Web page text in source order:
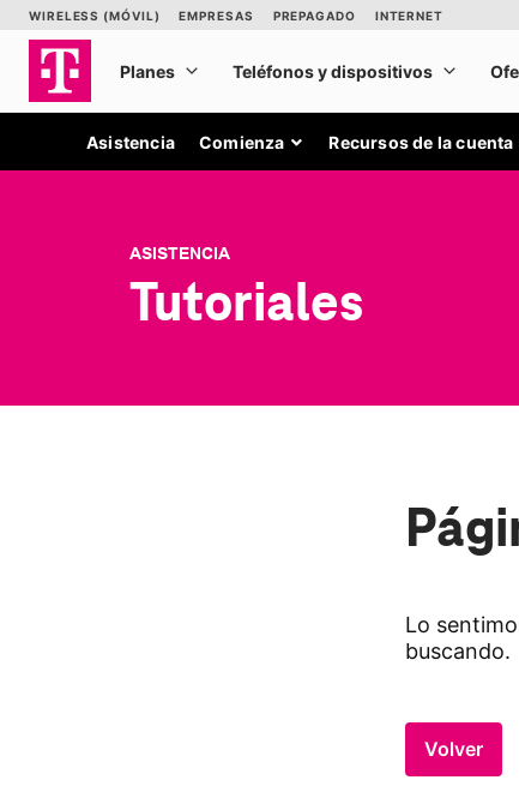
Asistencia Comienza Recursos de la cuenta
ASISTENCIA
Tutoriales